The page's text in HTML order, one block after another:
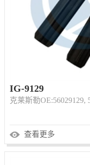
IG-9129
克莱斯勒
查看更多